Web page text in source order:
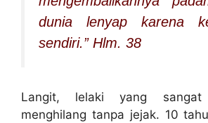
dunia lenyap karena
sendiri.” Hlm. 38
Langit, lelaki yang
menghilang tanpa jejak. 10